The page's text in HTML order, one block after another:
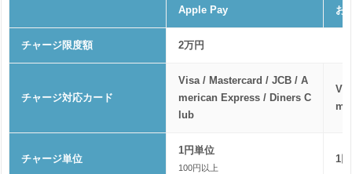
Apple Pay お
チャージ限度額 2万円
チャージ対応カード
Visa / Mastercard / JCB / A
merican Express / Diners C
lub
チャージ単位
1円単位
100円以上
1